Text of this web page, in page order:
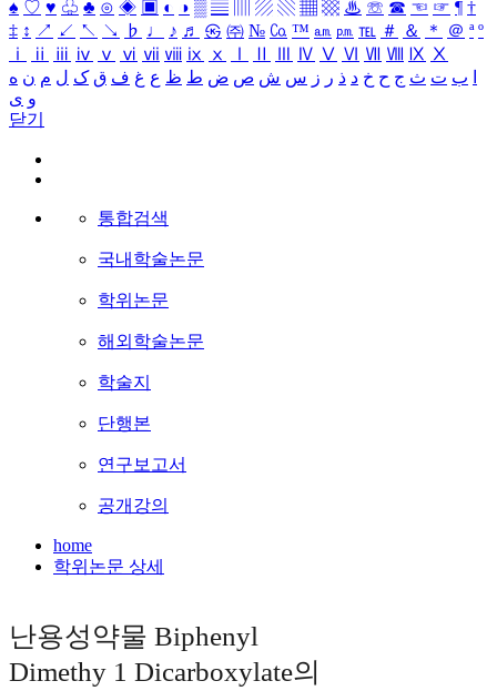
♠ ♡ ♥ ♧ ♣ ⊙ ◈ ▣ ◐ ◑ ▒ ▤ ▨ ▧ ▦ ▩ ♨ ☏ ☎ ☜ ☞ ¶ †
‡ ↕ ↗ ↙ ↖ ↘ ♭ ♩ ♪ ♬ ㉿ ㈜ № ㏇ ™ ㏂ ㏘ ℡ ＃ ＆ ＊ ＠ ª º
ⅰ
ⅱ ⅲ ⅳ ⅴ ⅵ ⅶ ⅷ ⅸ ⅹ Ⅳ Ⅴ Ⅵ Ⅶ Ⅷ Ⅸ Ⅹ
ب ت ث ج ح خ د ذ ر ز س ش ص ض ط ظ ع غ ف ق ک ل م ن ه
و ی
닫기
통합검색
국내학술논문
학위논문
해외학술논문
학술지
단행본
연구보고서
공개강의
home
학위논문 상세
난용성약물 Biphenyl
Dimethy 1 Dicarboxylate의